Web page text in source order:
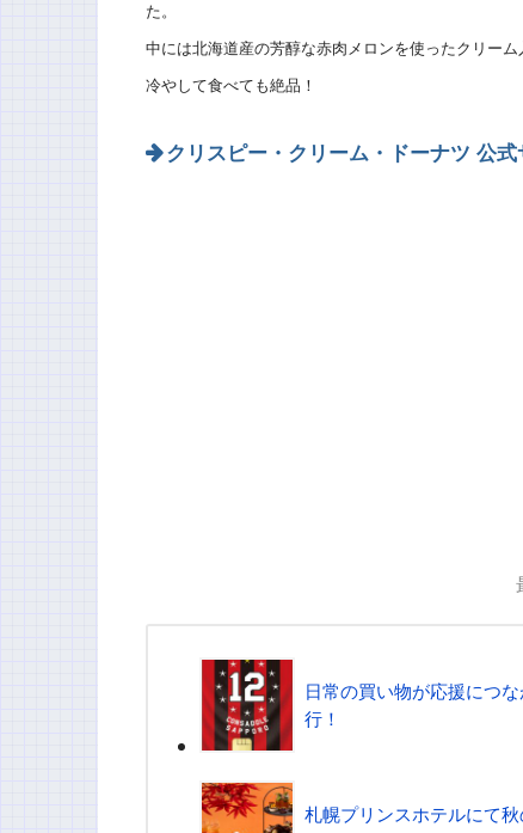
た。
中には北海道産の芳醇な赤肉メロンを使ったクリーム
冷やして食べても絶品！
クリスピー・クリーム・ドーナツ 公式
日常の買い物が応援につ
行！
札幌プリンスホテルにて